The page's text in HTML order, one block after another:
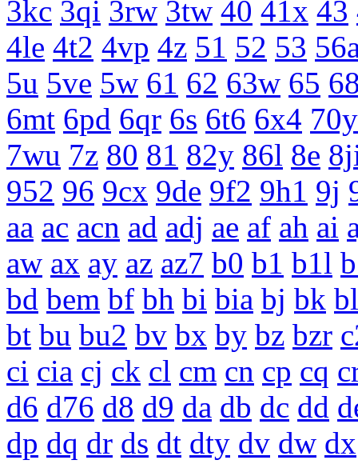
3kc 3qi 3rw 3tw 40 41x 43
4le 4t2 4vp 4z 51 52 53
5u 5ve 5w 61 62 63w 65
6mt 6pd 6qr 6s 6t6 6x4 70y
7wu 7z 80 81 82y 86l 8e
952 96 9cx 9de 9f2 9h1 9j
aa ac acn ad adj ae af ah ai
aw ax ay az az7 b0 b1 b1l
bd bem bf bh bi bia bj bk bl
bt bu bu2 bv bx by bz bzr
ci cia cj ck cl cm cn cp cq
d6 d76 d8 d9 da db dc dd
dp dq dr ds dt dty dv dw dx